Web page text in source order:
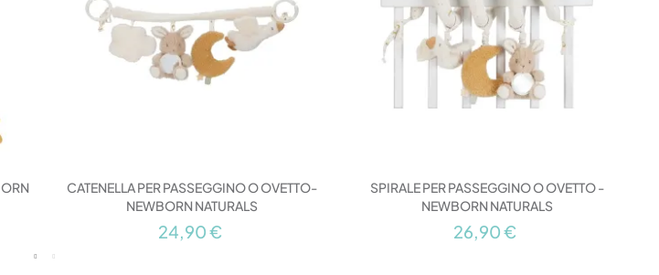
CATENELLA PER PASSEGGINO O OVETTO-
NEWBORN NATURALS
24,90 €
SPIRALE PER PASSEGGINO O OVETTO -
NEWBORN NATURALS
26,90 €